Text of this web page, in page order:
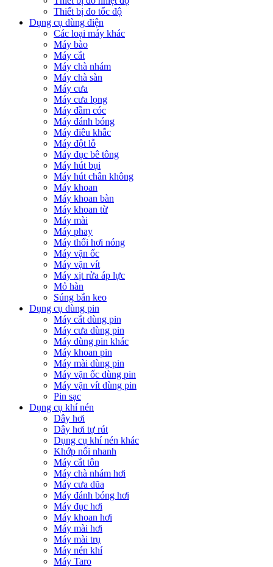
Thiết bị đo tốc độ
Dụng cụ dùng điện
Các loại máy khác
Máy bào
Máy cắt
Máy chà nhám
Máy chà sàn
Máy cưa
Máy cưa lọng
Máy đầm cóc
Máy đánh bóng
Máy điêu khắc
Máy đột lỗ
Máy đục bê tông
Máy hút bụi
Máy hút chân không
Máy khoan
Máy khoan bàn
Máy khoan từ
Máy mài
Máy phay
Máy thổi hơi nóng
Máy vặn ốc
Máy vặn vít
Máy xịt rửa áp lực
Mỏ hàn
Súng bắn keo
Dụng cụ dùng pin
Máy cắt dùng pin
Máy cưa dùng pin
Máy dùng pin khác
Máy khoan pin
Máy mài dùng pin
Máy vặn ốc dùng pin
Máy vặn vít dùng pin
Pin sạc
Dụng cụ khí nén
Dây hơi
Dây hơi tự rút
Dụng cụ khí nén khác
Khớp nối nhanh
Máy cắt tôn
Máy chà nhám hơi
Máy cưa dũa
Máy đánh bóng hơi
Máy đục hơi
Máy khoan hơi
Máy mài hơi
Máy mài trụ
Máy nén khí
Máy Taro